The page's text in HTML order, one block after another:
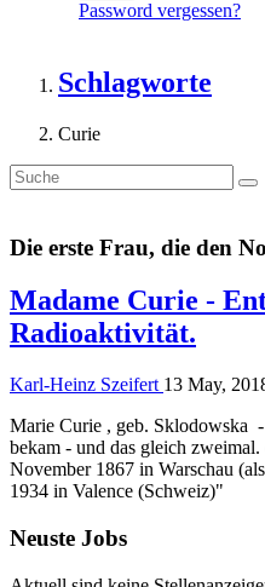
Password vergessen?
Schlagworte
Curie
Die erste Frau, die den
Madame Curie -
Radioaktivität.
Karl-Heinz Szeifert 13 May,
Marie Curie , geb. Sklodowska
bekam - und das gleich
November 1867 in Warschau
1934 in Valence (Schweiz)"
Neuste Jobs